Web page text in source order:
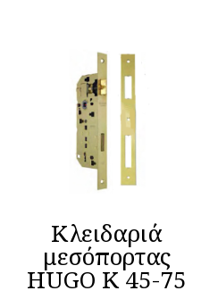
Κλειδαριά
μεσόπορτας
HUGO K 45-75